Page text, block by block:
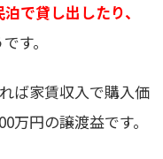
で貸し出したり、
す。
ば家賃収入で購入価
万円の譲渡益です。